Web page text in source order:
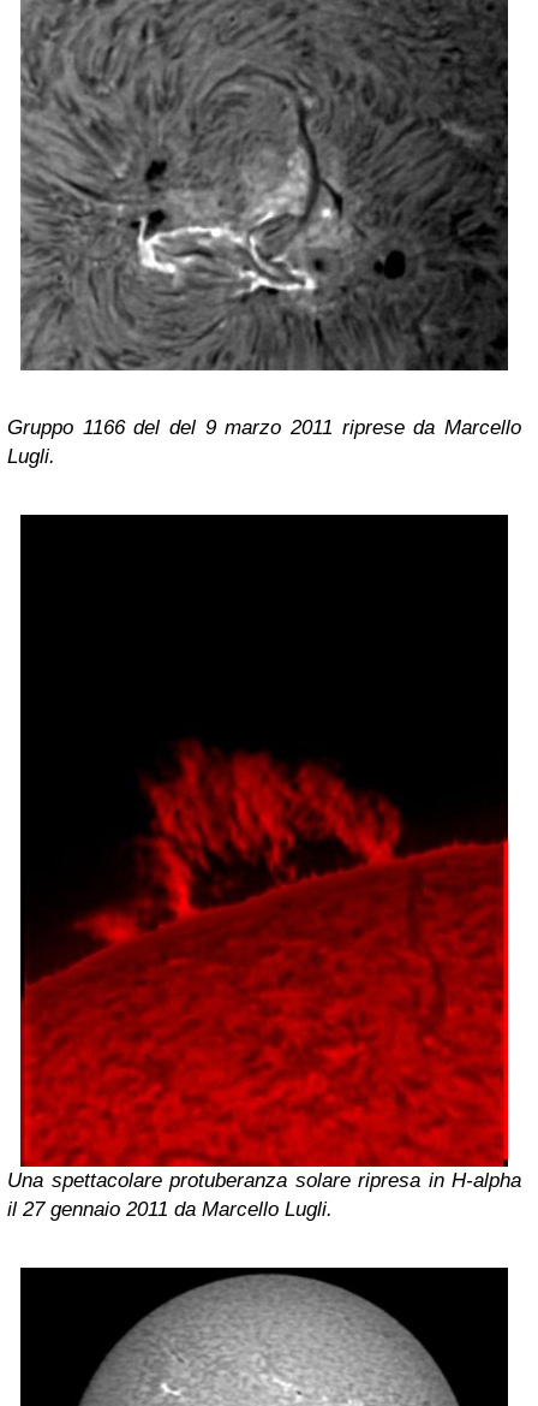
Gruppo 1166 del del 9 marzo 2011 riprese da Marcello
Lugli.
Una spettacolare protuberanza solare ripresa in H-alpha
il 27 gennaio 2011 da Marcello Lugli.